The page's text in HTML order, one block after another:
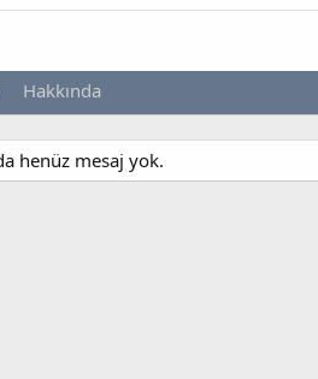
Hakkında
henüz mesaj yok.